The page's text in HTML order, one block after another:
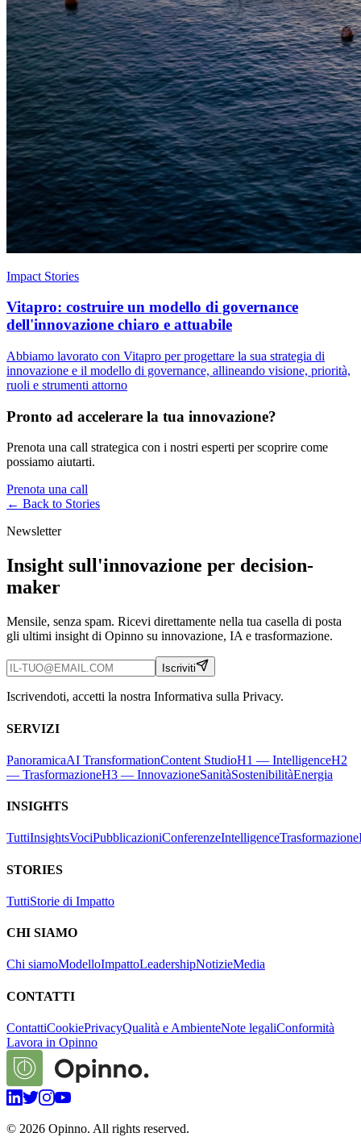
Impact Stories
Vitapro: costruire un modello di governance
dell'innovazione chiaro e attuabile
Abbiamo lavorato con Vitapro per progettare la sua strategia di
innovazione e il modello di governance, allineando visione, priorità,
ruoli e strumenti attorno
Pronto ad accelerare la tua innovazione?
Prenota una call strategica con i nostri esperti per scoprire come
possiamo aiutarti.
Prenota una call
← Back to Stories
Newsletter
Insight sull'innovazione per decision-
maker
Mensile, senza spam. Ricevi direttamente nella tua casella di posta
gli ultimi insight di Opinno su innovazione, IA e trasformazione.
Iscriviti
Iscrivendoti, accetti la nostra Informativa sulla Privacy.
SERVIZI
PanoramicaAI TransformationContent StudioH1 — IntelligenceH2
— TrasformazioneH3 — InnovazioneSanitàSostenibilitàEnergia
INSIGHTS
TuttiInsightsVociPubblicazioniConferenzeIntelligenceTrasformazione
STORIES
TuttiStorie di Impatto
CHI SIAMO
Chi siamoModelloImpattoLeadershipNotizieMedia
CONTATTI
ContattiCookiePrivacyQualità e AmbienteNote legaliConformità
Lavora in Opinno
© 2026 Opinno. All rights reserved.